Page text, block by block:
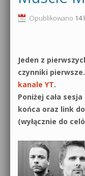
Produkcja
Sound Forge od
Dubstep z
Kontakt 5
Pakiety
0dB.pl - informacje
Materiały dla
Archiwum aktualności
Polityka prywatności
Działanie sklepu
Opublikowano 14
Jeden z
czynniki
kanale YT.
Poniżej cała
końca oraz link
(wyłącznie do